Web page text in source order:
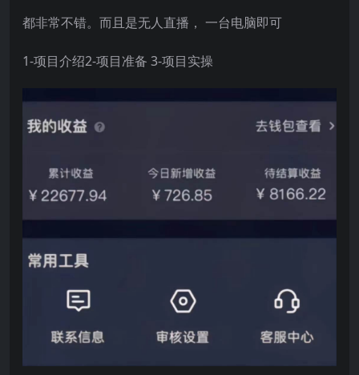
都非常不错。而且是无人直播， 一台电脑即可
1-项目介绍2-项目准备 3-项目实操